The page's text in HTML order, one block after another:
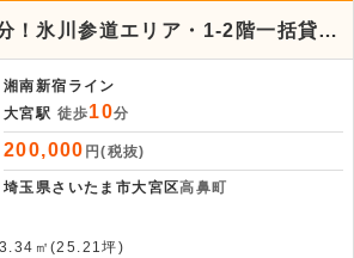
！氷川参道エリア・1-2階一括貸店
湘南新宿ライン
大宮駅 徒歩10分
200,000 円(税抜)
埼玉県さいたま市大宮区高鼻町
㎡(25.21坪)